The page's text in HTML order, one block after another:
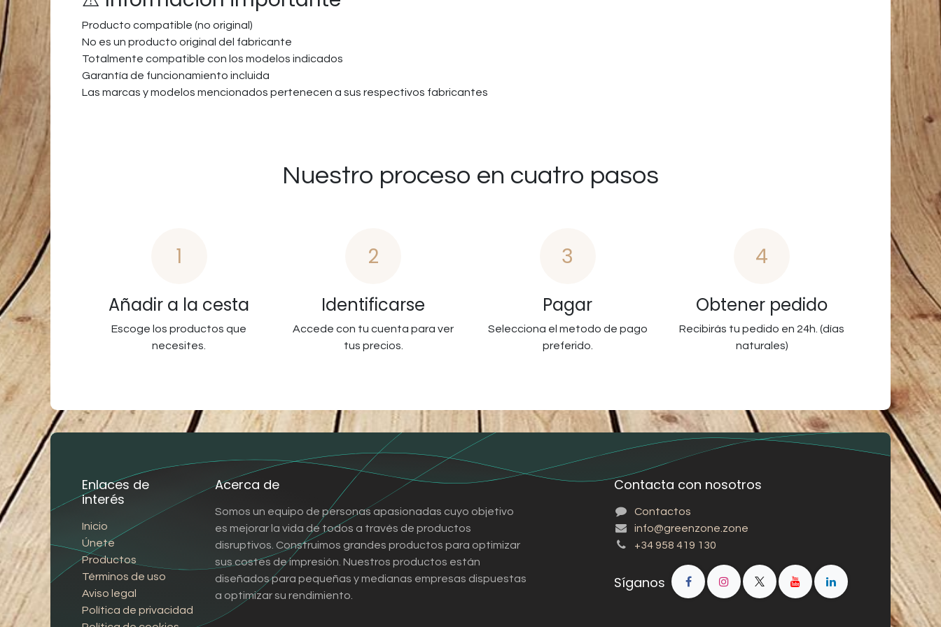
Producto compatible (no original)
No es un producto original del fabricante
Totalmente compatible con los modelos indicados
Garantía de funcionamiento incluida
Las marcas y modelos mencionados pertenecen a sus respectivos fabricantes
Nuestro proceso en cuatro pasos
1
Añadir a la cesta
Escoge los productos que
necesites.
2
Identificarse
Accede con tu cuenta para ver
tus precios.
3
Pagar
Selecciona el metodo de pago
preferido.
4
Obtener pedido
Recibirás tu pedido en 24h. (días
naturales)
Enlaces de
interés
Inicio
Únete
Productos
Términos de uso
Aviso legal
Política de privacidad
Acerca de
Somos un equipo de personas apasionadas cuyo objetivo
es mejorar la vida de todos a través de productos
disruptivos. Construimos grandes productos para optimizar
sus costes de impresión. Nuestros productos están
diseñados para pequeñas y medianas empresas dispuestas
a optimizar su rendimiento.
Contacta con nosotros
Contactos
info@greenzone.zone
+34 958 419 130
Síganos